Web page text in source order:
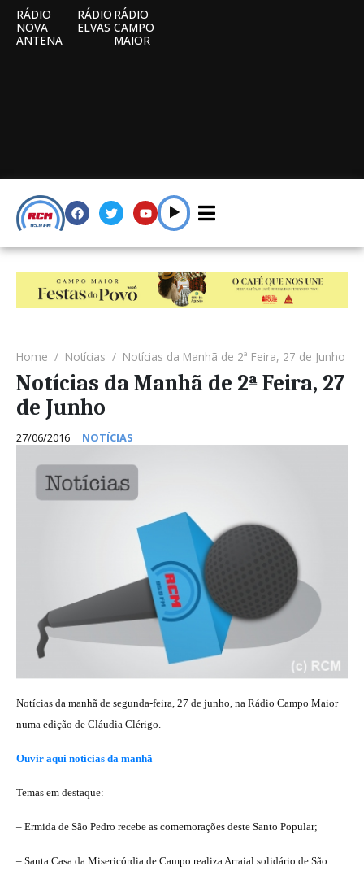
RÁDIO
NOVA
ANTENA
RÁDIO
ELVAS
RÁDIO
CAMPO
MAIOR
Home Notícias Notícias da Manhã de 2ª Feira, 27 de Junho
Notícias da Manhã de 2ª Feira, 27
de Junho
27/06/2016 NOTÍCIAS
Notícias da manhã de segunda-feira, 27 de junho, na Rádio Campo Maior
numa edição de Cláudia Clérigo.
Ouvir aqui notícias da manhã
Temas em destaque:
– Ermida de São Pedro recebe as comemorações deste Santo Popular;
– Santa Casa da Misericórdia de Campo realiza Arraial solidário de São